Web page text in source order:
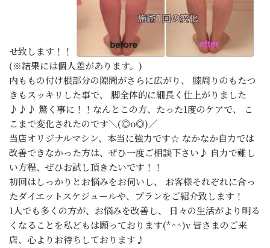
せ致します！！
(※結果には個人差があります。)
内ももの付け根部分の隙間がさらに広がり、 膝周りのもたつ
きもスッキリした事で、 脚全体的に細長く仕上がりました
♪♪♪ 驚く事に！！なんとこの方、たった1度のケアで、 こ
こまで変化されたのです＼(◎o◎)／
当店オリジナルマシン、本当に強力です☆ なかなか自力では
改善できなかった方は、ぜひ一度ご相談下さい♪ 自力で難し
い方程、ぜひお試し頂きたいです！！
初回はしっかりとお悩みをお伺いし、 お客様それぞれに合っ
たダイエットスケジュールや、プランをご紹介致します！
1人でも多くの方が、お悩みを改善し、 日々の生活がより明る
くなることを私どもは願っております(*^^)v 皆さまのご来
店、心よりお待ちしております♪